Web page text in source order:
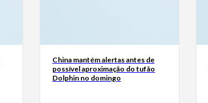
China mantém alertas antes de
possível aproximação do tufão
Dolphin no domingo